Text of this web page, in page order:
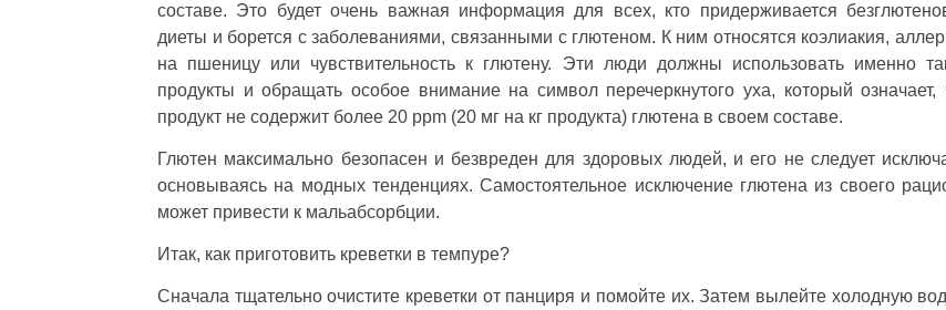
составе. Это будет очень важная информация для всех, кто придерживается
диеты и борется с заболеваниями, связанными с глютеном. К ним относятся коэлиакия,
на пшеницу или чувствительность к глютену. Эти люди должны использовать именно
продукты и обращать особое внимание на символ перечеркнутого уха, который означает,
продукт не содержит более 20 ppm (20 мг на кг продукта) глютена в своем составе.
Глютен максимально безопасен и безвреден для здоровых людей, и его не следует
основываясь на модных тенденциях. Самостоятельное исключение глютена из своего
может привести к мальабсорбции.
Итак, как приготовить креветки в темпуре?
Сначала тщательно очистите креветки от панциря и помойте их. Затем вылейте холодную